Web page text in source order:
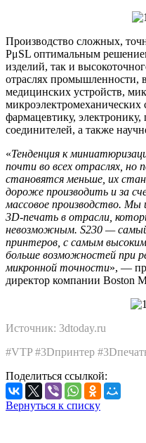
Производство сложных,
PμSL оптимальным
изделий, так и
отраслях промышленности,
медицинских устройств,
микроэлектромеханических
фармацевтику, электронику,
соединителей, а также
«Тенденция к
почти во всех отраслях, но
становятся меньше, их
дороже производить и за
массовое производство. Мы
3D-печать в отрасли,
невозможным. S230 —
принтеров, с самым
больше возможностей при
микронной точности», —
директор компании Boston
Источник: 3dtoday.ru
#VTP #3Dпринтер
Поделиться ссылкой:
Вернуться к списку